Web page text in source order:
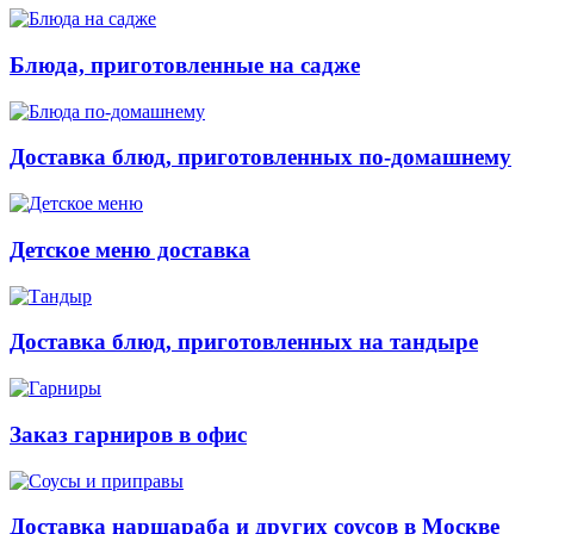
Блюда, приготовленные на садже
Доставка блюд, приготовленных по-домашнему
Детское меню доставка
Доставка блюд, приготовленных на тандыре
Заказ гарниров в офис
Доставка наршараба и других соусов в Москве